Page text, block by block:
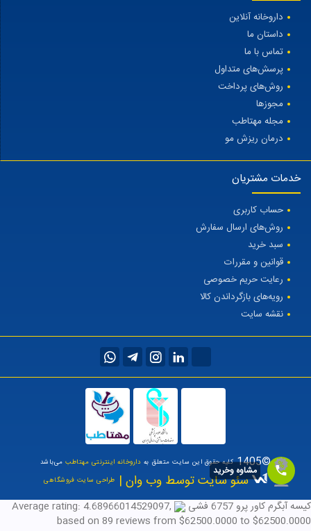
داروخانه آنلاین
داستان ما
تماس با ما
پرسش‌های متداول
روش‌های پرداخت
مجوزها
مجله مهتاطب
درمان ریزش مو
خدمات مشتریان
حساب کاربری
روش‌های ارسال سفارش
سبد خرید
قوانین و مقررات
رعایت حریم خصوصی
رویه‌های بازگرداندن کالا
نقشه سایت
©1405 کلیه حقوق این سایت متعلق به داروخانه اینترنتی مهتاطبمی‌باشد
سئو سایت توسط وب وان | طراحی سایت فروشگاهی
کیسه آبگرم کاور پرو 6757 فشی Average rating: 4.68966014529097,
based on 89 reviews from $62500.0000 to $62500.0000
مشاوه وخرید